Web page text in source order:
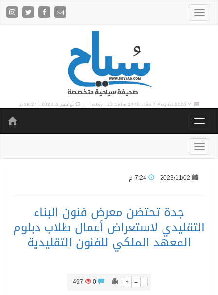
Friday , 23 Safar 1448 H as7 August 2026 Y | نوفمبر 2, 2023 , 19:24 م
2023/11/02
جدة تحتضن معرض فنون البناء
التقليدي لاستعراض أعمال طلاب دبلوم
المعهد الملكي للفنون التقليدية
+ = -
497